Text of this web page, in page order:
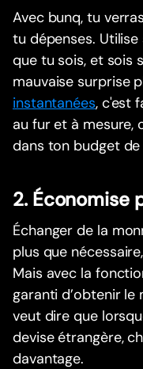
Avec bunq, tu
tu dépenses.
que tu sois, et sois
mauvaise surprise
instantanées, c'est
au fur et à
dans ton budget
2. Économise
Échanger de la
plus que
Mais avec la
garanti d’obtenir le
veut dire que
devise étrangère,
davantage.